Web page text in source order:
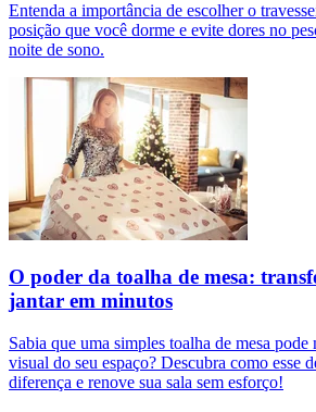
Entenda a importância de escolher o
posição que você dorme e evite dores no
noite de sono.
O poder da toalha de mesa:
jantar em minutos
Sabia que uma simples toalha de mesa
visual do seu espaço? Descubra como esse
diferença e renove sua sala sem esforço!